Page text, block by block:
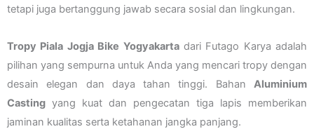
tetapi juga bertanggung jawab secara sosial dan lingkungan.
Tropy Piala Jogja Bike Yogyakartadari Futago Karya adalah
pilihan yang sempurna untuk Anda yang mencari tropy dengan
desain elegan dan daya tahan tinggi. Bahan Aluminium
Casting yang kuat dan pengecatan tiga lapis memberikan
jaminan kualitas serta ketahanan jangka panjang.